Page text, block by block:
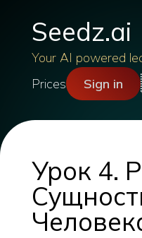
Seedz.ai
Your AI powered
Prices
Sign in
Урок 4.